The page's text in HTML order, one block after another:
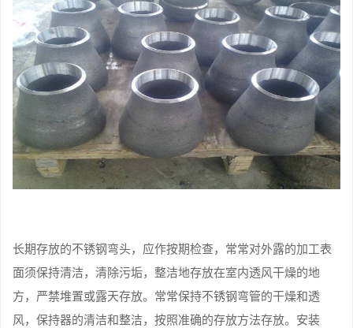
长期存放的不锈钢弯头，应作按期检查，常常对外露的加工表
面须保持清洁，清除污垢，整洁地存放在室内透风干燥的地
方，严禁堆置或露天存放。常常保持不锈钢弯管的干燥和透
风，保持器的清洁和整洁，按照准确的存放方法存放。安装